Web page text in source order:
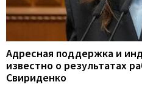
Адресная поддержка и
известно о результатах
Свириденко